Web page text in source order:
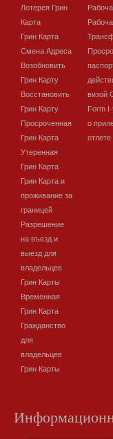
Лотерея Грин
Карта
Грин Карта
Смена Адреса
Возобновить
Грин Карту
Восстановить
Грин Карту
Просроченная
Грин Карта
Утеренная
Грин Карта
Грин Карта и
проживание за
границей
Разрешение
на въезд и
выезд для
владельцев
Грин Карты
Временная
Грин Карта
Гражданство
для
владельцев
Грин Карты
визой
Form
о
отлете